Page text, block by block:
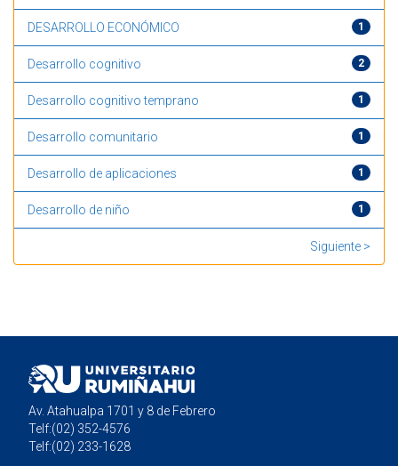
DESARROLLO ECONÓMICO 1
Desarrollo cognitivo 2
Desarrollo cognitivo temprano 1
Desarrollo comunitario 1
Desarrollo de aplicaciones 1
Desarrollo de niño 1
Siguiente >
Av. Atahualpa 1701 y 8 de Febrero
Telf:(02) 352-4576
Telf:(02) 233-1628